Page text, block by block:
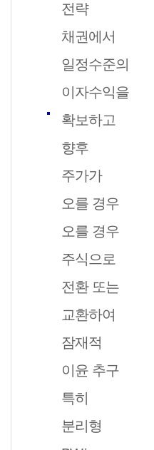
전략
채권에서
일정수준의
이자수익을
확보하고
향후
주가가
오를 경우
오를 경우
주식으로
전환 또는
교환하여
잠재적
이윤 추구
특히
분리형